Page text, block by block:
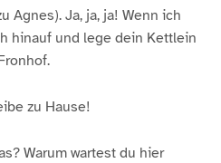
Agnes). Ja, ja, ja! Wenn ich
hinauf und lege dein Kettlein
zu Hause!
Warum wartest du hier